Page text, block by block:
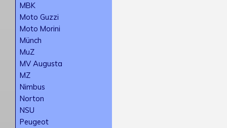
MBK
Moto Guzzi
Moto Morini
Münch
MuZ
MV Augusta
MZ
Nimbus
Norton
NSU
Peugeot